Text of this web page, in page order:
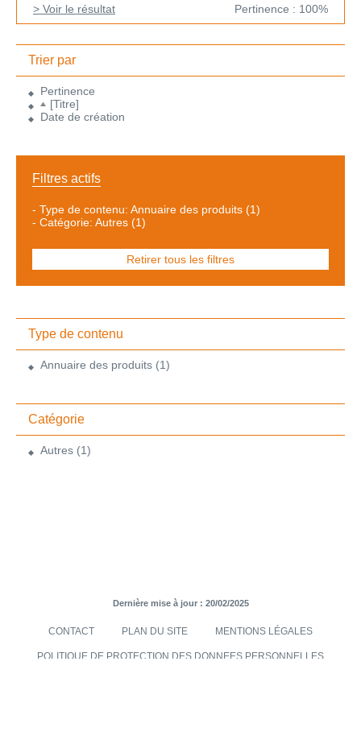
> Voir le résultat
Pertinence : 100%
Trier par
Pertinence
[Titre]
Date de création
Filtres actifs
- Type de contenu: Annuaire des produits (1)
- Catégorie: Autres (1)
Retirer tous les filtres
Type de contenu
Annuaire des produits (1)
Catégorie
Autres (1)
Dernière mise à jour : 20/02/2025
CONTACT PLAN DU SITE MENTIONS LÉGALES
POLITIQUE DE PROTECTION DES DONNEES PERSONNELLES